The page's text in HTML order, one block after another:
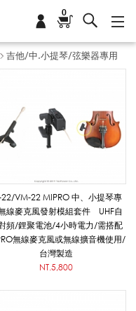
0
吉他/中.小提琴/弦樂器專用
22/VM-22 MIPRO 中、小提琴專
線麥克風發射模組套件 UHF自
頻/鋰聚電池/4小時電力/需搭配
無線麥克風或無線擴音機使用/
台灣製造
NT.5,800